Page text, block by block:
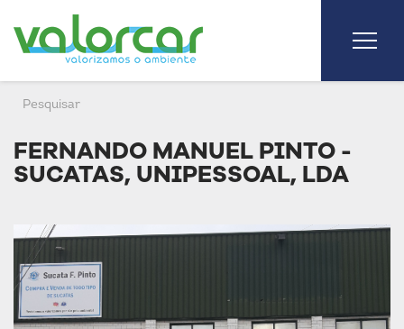
FERNANDO MANUEL PINTO -
SUCATAS, UNIPESSOAL, LDA